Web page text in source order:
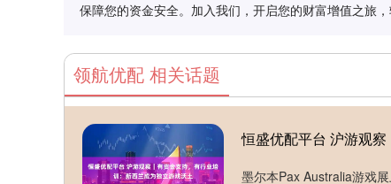
保障您的资金安全。加入我们，开启您的财富增值之旅，
领航优配 相关话题
恒盛优配平台 沪游观
墨尔本Pax Australia游戏